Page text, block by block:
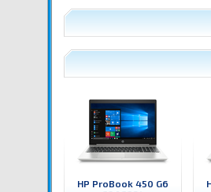
HP ProBook 450 G6